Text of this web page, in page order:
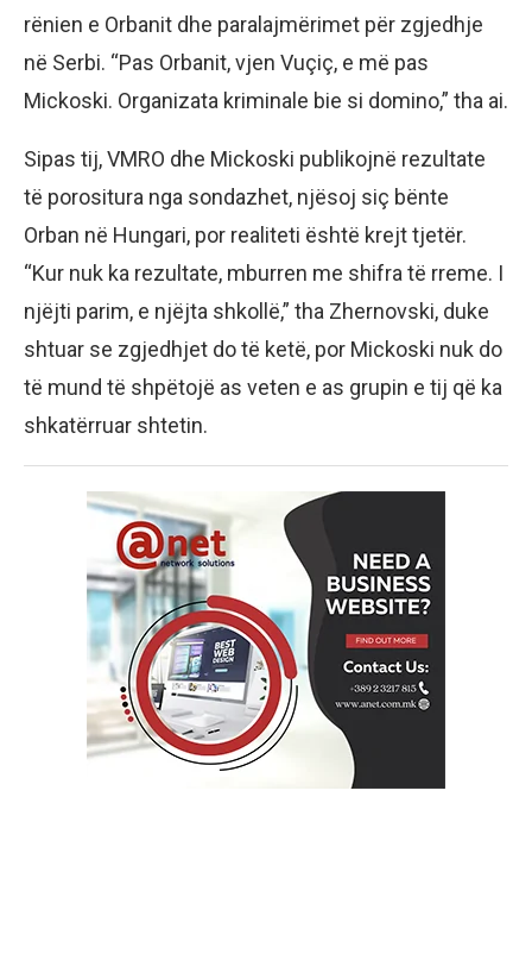
rënien e Orbanit dhe paralajmërimet për zgjedhje
në Serbi. “Pas Orbanit, vjen Vuçiç, e më pas
Mickoski. Organizata kriminale bie si domino,” tha ai.
Sipas tij, VMRO dhe Mickoski publikojnë rezultate
të porositura nga sondazhet, njësoj siç bënte
Orban në Hungari, por realiteti është krejt tjetër.
“Kur nuk ka rezultate, mburren me shifra të rreme. I
njëjti parim, e njëjta shkollë,” tha Zhernovski, duke
shtuar se zgjedhjet do të ketë, por Mickoski nuk do
të mund të shpëtojë as veten e as grupin e tij që ka
shkatërruar shtetin.